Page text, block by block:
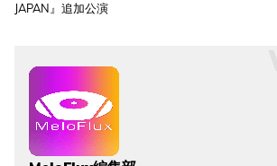
JAPAN』追加公演